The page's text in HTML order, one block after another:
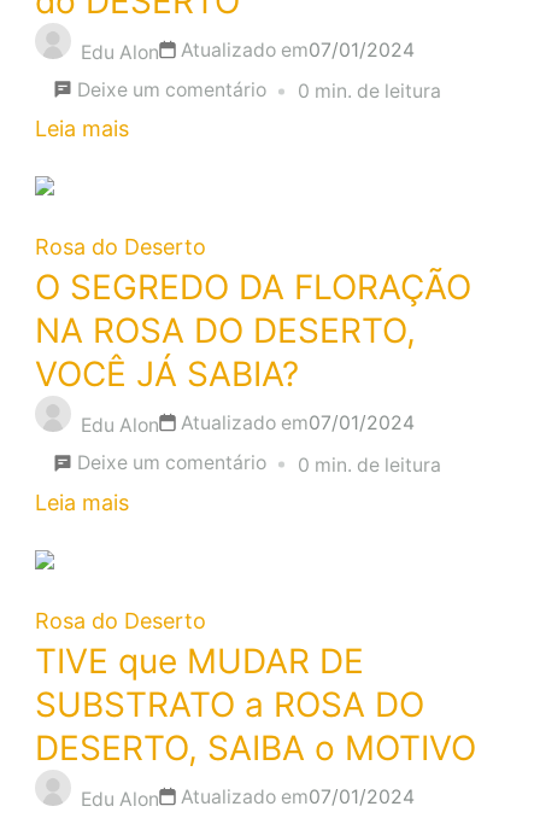
Edu Alon Atualizado em07/01/2024
Deixe um comentárioem
e
potente
para
ROSA
do
DESERTO
0 min. de leitura
Leia mais
Rosa do Deserto
O SEGREDO DA FLORAÇÃO
NA ROSA DO DESERTO,
VOCÊ JÁ SABIA?
Edu Alon Atualizado em07/01/2024
Deixe um comentárioem
NA
ROSA
DO
DESERTO,
VOCÊ
0 min. de leitura
Leia mais
Rosa do Deserto
TIVE que MUDAR DE
SUBSTRATO a ROSA DO
DESERTO, SAIBA o MOTIVO
Edu Alon Atualizado em07/01/2024